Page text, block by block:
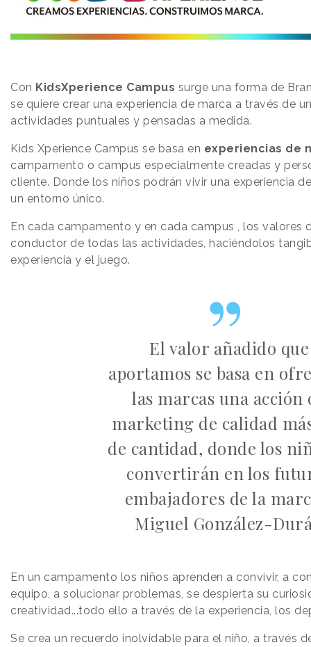
Con KidsXperience Campus surge una forma de
se quiere crear una experiencia de marca a través de
actividades puntuales y pensadas a medida.
Kids Xperience Campus se basa en experiencias de
campamento o campus especialmente creadas y
cliente. Donde los niños podrán vivir una experiencia
un entorno único.
En cada campamento y en cada campus , los valores
conductor de todas las actividades, haciéndolos
experiencia y el juego.
El valor añadido que
aportamos se basa en
las marcas una acción
marketing de calidad
de cantidad, donde los
convertirán en los
embajadores de la
Miguel González-
En un campamento los niños aprenden a convivir, a
equipo, a solucionar problemas, se despierta su
creatividad...todo ello a través de la experiencia, los
Se crea un recuerdo inolvidable para el niño, a través